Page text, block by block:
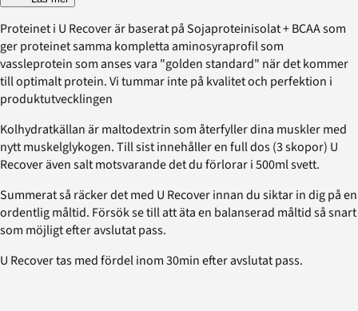
Proteinet i U Recover är baserat på Sojaproteinisolat + BCAA som
ger proteinet samma kompletta aminosyraprofil som
vassleprotein som anses vara "golden standard" när det kommer
till optimalt protein. Vi tummar inte på kvalitet och perfektion i
produktutvecklingen
Kolhydratkällan är maltodextrin som återfyller dina muskler med
nytt muskelglykogen. Till sist innehåller en full dos (3 skopor) U
Recover även salt motsvarande det du förlorar i 500ml svett.
Summerat så räcker det med U Recover innan du siktar in dig på en
ordentlig måltid. Försök se till att äta en balanserad måltid så snart
som möjligt efter avslutat pass.
U Recover tas med fördel inom 30min efter avslutat pass.